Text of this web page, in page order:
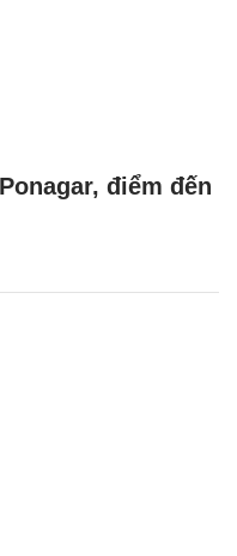
điểm đến